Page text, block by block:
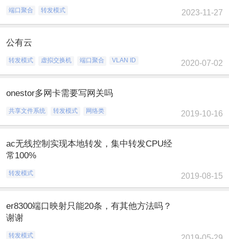
端口聚合 转发模式 2023-11-27
公有云
转发模式 虚拟交换机 端口聚合 VLAN ID 2020-07-02
onestor多网卡需要写网关吗
共享文件系统 转发模式 网络类 2019-10-16
ac无线控制实现本地转发，集中转发CPU经
常100%
转发模式 2019-08-15
er8300端口映射只能20条，有其他方法吗？
谢谢
转发模式